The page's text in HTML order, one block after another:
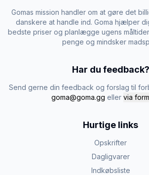
Gomas mission handler om at gøre det
danskere at handle ind. Goma hjælper
bedste priser og planlægge ugens
penge og mindsker
Har du feedback?
Send gerne din feedback og forslag til
goma@goma.gg eller via
Hurtige links
Opskrifter
Dagligvarer
Indkøbsliste